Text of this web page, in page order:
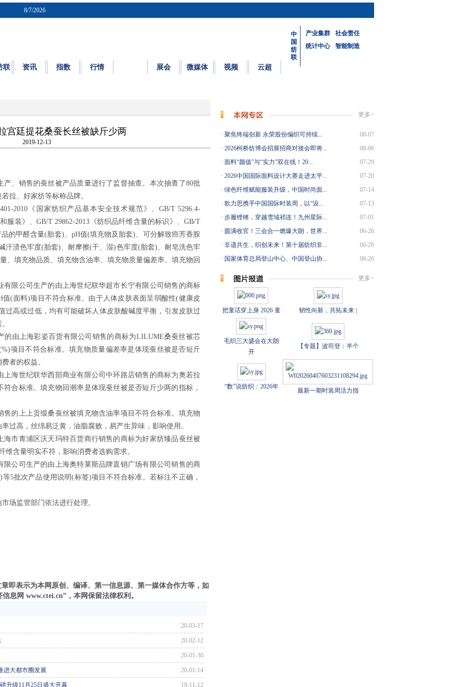
8/7/2026
联 资讯 指数 行情 展会 微媒体 视频 云超
中
国
纺
联
产业集群
社会责任
统计中心
智能制造
宫廷提花桑蚕长丝被缺斤少两
2019-12-13
、销售的蚕丝被产品质量进行了监督抽查。本次抽查了80批
拉、好家纺等标称品牌。
2010《国家纺织产品基本安全技术规范》、GB/T 5296.4-
服装》、GB/T 29862-2013《纺织品纤维含量的标识》、GB/T
的甲醛含量(胎套)、pH值(填充物及胎套)、可分解致癌芳香胺
汗渍色牢度(胎套)、耐摩擦(干、湿)色牢度(胎套)、耐皂洗色牢
、填充物品质、填充物含油率、填充物质量偏差率、填充物回
限公司生产的由上海世纪联华超市长宁有限公司销售的商标
(面料)项目不符合标准。由于人体皮肤表面呈弱酸性(健康皮
过高或过低，均有可能破坏人体皮肤酸碱度平衡，引发皮肤过
由上海彩姿百货有限公司销售的商标为LILUME桑蚕丝被芯
项目不符合标准。填充物质量偏差率是体现蚕丝被是否短斤
者的权益。
海世纪联华西部商业有限公司中环路店销售的商标为奥若拉
合标准。填充物回潮率是体现蚕丝被是否短斤少两的指标，
的上上贡缎桑蚕丝被填充物含油率项目不符合标准。填充物
过高，丝绵易泛黄，油脂腐败，易产生异味，影响使用。
市青浦区沃天玛特百货商行销售的商标为好家纺臻品蚕丝被
含量明实不符，影响消费者选购需求。
公司生产的由上海奥特莱斯品牌直销广场有限公司销售的商
5批次产品使用说明(标签)项目不符合标准。若标注不正确，
监管部门依法进行处理。
即表示为本网原创、编译、第一信息源、第一媒体合作方等，如
息网 www.ctei.cn”，本网保留法律权利。
20-03-17
20-02-12
20-01-30
20-01-14
进大都市圈发展
19-11-12
升级11月25日盛大开幕
更多>
08-07
· 聚焦终端创新 永荣股份编织可持续...
08-06
· 2026柯桥纺博会招展招商对接会即将...
07-29
· 面料“颜值”与“实力”双在线！20...
07-20
· 2026中国国际面料设计大赛走进太平...
07-14
· 绿色纤维赋能服装升级，中国时尚面...
07-13
· 歌力思携手中国国际时装周，以“设...
07-01
· 步履铿锵，穿越雪域祁连！九州星际...
06-26
· 圆满收官！三会合一燃爆大朗，世界...
06-26
· 非遗共生，织创未来！第十届纺织非...
06-26
· 国家体育总局登山中心、中国登山协...
更多>
把童话穿上身 2026 童 韧性向新，共拓未来 |
毛织三大盛会在大朗
开
【专题】波司登：半个
“数”说纺织：2026年
最新一期时装周活力指